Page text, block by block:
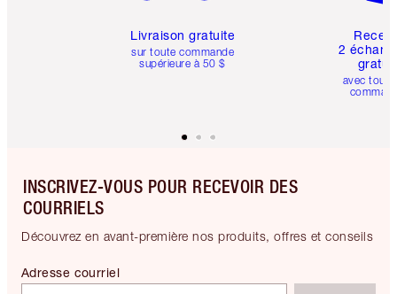
Livraison gratuite
sur toute commande
supérieure à 50 $
2
avec
INSCRIVEZ-VOUS POUR RECEVOIR DES
COURRIELS
Découvrez en avant-première nos produits, offres et conseils
Adresse courriel